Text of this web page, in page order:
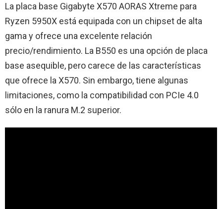
La placa base Gigabyte X570 AORAS Xtreme para
Ryzen 5950X está equipada con un chipset de alta
gama y ofrece una excelente relación
precio/rendimiento. La B550 es una opción de placa
base asequible, pero carece de las características
que ofrece la X570. Sin embargo, tiene algunas
limitaciones, como la compatibilidad con PCIe 4.0
sólo en la ranura M.2 superior.